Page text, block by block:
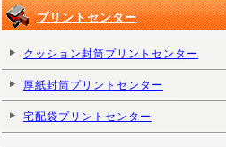
プリントセンター
クッション封筒プリントセンター
厚紙封筒プリントセンター
宅配袋プリントセンター